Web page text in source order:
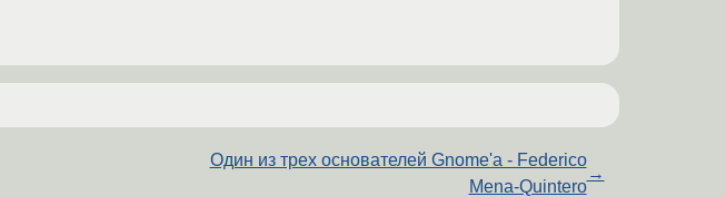
Один из трех основателей Gnome'а - Federico
Mena-Quintero
→